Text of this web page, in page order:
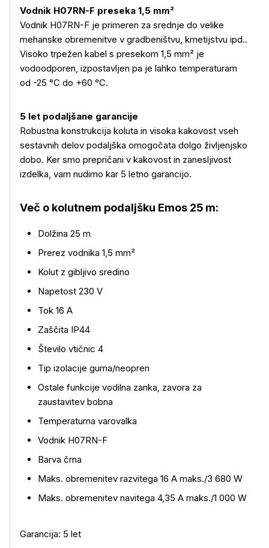
Vodnik H07RN-F preseka 1,5 mm²
Vodnik H07RN-F je primeren za srednje do velike
mehanske obremenitve v gradbeništvu, kmetijstvu ipd..
Visoko trpežen kabel s presekom 1,5 mm² je
vodoodporen, izpostavljen pa je lahko temperaturam
od -25 °C do +60 °C.
5 let podaljšane garancije
Robustna konstrukcija koluta in visoka kakovost vseh
sestavnih delov podaljška omogočata dolgo življenjsko
dobo. Ker smo prepričani v kakovost in zanesljivost
izdelka, vam nudimo kar 5 letno garancijo.
Več o kolutnem podaljšku Emos 25 m:
Dolžina 25 m
Prerez vodnika 1,5 mm²
Kolut z gibljivo sredino
Napetost 230 V
Tok 16 A
Zaščita IP44
Število vtičnic 4
Tip izolacije guma/neopren
Ostale funkcije vodilna zanka, zavora za
zaustavitev bobna
Temperaturna varovalka
Vodnik H07RN-F
Barva črna
Maks. obremenitev razvitega 16 A maks./3 680 W
Maks. obremenitev navitega 4,35 A maks./1 000 W
Garancija: 5 let